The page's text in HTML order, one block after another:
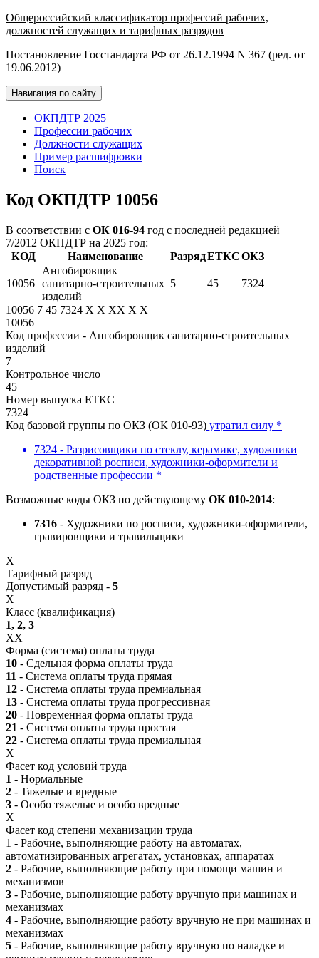
Общероссийский классификатор профессий рабочих,
должностей служащих и тарифных разрядов
Постановление Госстандарта РФ от 26.12.1994 N 367 (ред. от
19.06.2012)
Навигация по сайту
ОКПДТР 2025
Профессии рабочих
Должности служащих
Пример расшифровки
Поиск
Код ОКПДТР 10056
В соответствии с ОК 016-94 год с последней редакцией
7/2012 ОКПДТР на 2025 год:
КОД
Наименование РазрядЕТКСОКЗ
10056
Ангобировщик
санитарно-строительных
изделий
5 45 7324
10056 7 45 7324 X X XX X X
10056
Код профессии - Ангобировщик санитарно-строительных
изделий
7
Контрольное число
45
Номер выпуска ЕТКС
7324
Код базовой группы по ОКЗ (ОК 010-93) утратил силу *
7324 - Разрисовщики по стеклу, керамике, художники
декоративной росписи, художники-оформители и
родственные профессии *
Возможные коды ОКЗ по действующему ОК 010-2014:
7316 - Художники по росписи, художники-оформители,
гравировщики и травильщики
X
Тарифный разряд
Допустимый разряд - 5
X
Класс (квалификация)
1, 2, 3
XX
Форма (система) оплаты труда
10 - Сдельная форма оплаты труда
11 - Система оплаты труда прямая
12 - Система оплаты труда премиальная
13 - Система оплаты труда прогрессивная
20 - Повременная форма оплаты труда
21 - Система оплаты труда простая
22 - Система оплаты труда премиальная
X
Фасет код условий труда
1 - Нормальные
2 - Тяжелые и вредные
3 - Особо тяжелые и особо вредные
X
Фасет код степени механизации труда
1 - Рабочие, выполняющие работу на автоматах,
автоматизированных агрегатах, установках, аппаратах
2 - Рабочие, выполняющие работу при помощи машин и
механизмов
3 - Рабочие, выполняющие работу вручную при машинах и
механизмах
4 - Рабочие, выполняющие работу вручную не при машинах и
механизмах
5 - Рабочие, выполняющие работу вручную по наладке и